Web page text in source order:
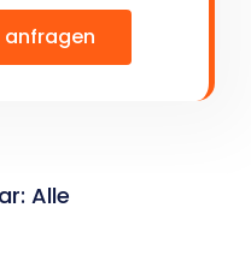
anfragen
Alle